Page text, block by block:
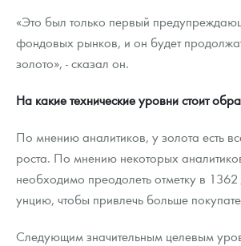
«Это был только первый
фондовых рынков, и он будет
золото», - сказал он.
На какие технические уровни стоит
По мнению аналитиков, у золота есть
роста. По мнению некоторых
необходимо преодолеть отметку в
унцию, чтобы привлечь больше
Следующим значительным целевым